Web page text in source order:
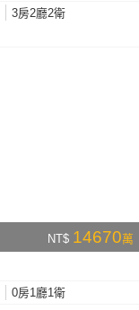
3房2廳2衛
NT$ 14670萬
0房1廳1衛